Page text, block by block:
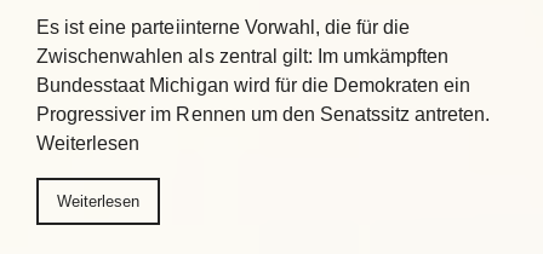
Es ist eine parteiinterne Vorwahl, die für die
Zwischenwahlen als zentral gilt: Im umkämpften
Bundesstaat Michigan wird für die Demokraten ein
Progressiver im Rennen um den Senatssitz antreten.
Weiterlesen
Weiterlesen